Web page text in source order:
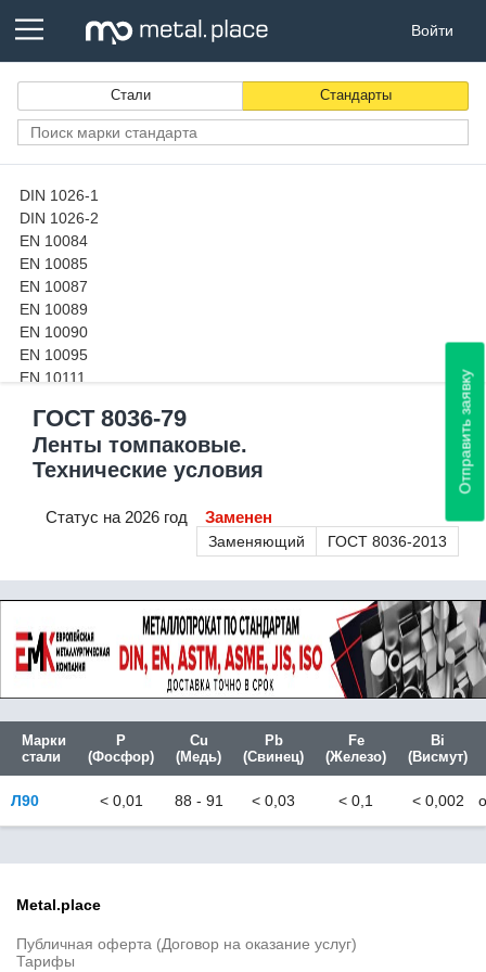
Войти
Стали Стандарты
DIN 1026-1
DIN 1026-2
EN 10084
EN 10085
EN 10087
EN 10089
EN 10090
EN 10095
EN 10111
EN 10130
EN 10139
EN 10151
EN 10207
EN 10267
EN 10268
EN 10269
EN 10271
EN 10272
EN 10273
EN 10312
EN 10338
EN 10346
EN 10016-3
EN 10025-4
EN 10025-6
ГОСТ 8036-79
Ленты томпаковые.
Технические условия
Статус на 2026 год Заменен
Заменяющий ГОСТ 8036-2013
Марки
стали
P
(Фосфор)
Cu
(Медь)
Pb
(Свинец)
Fe
(Железо)
Bi
(Висмут)
Л90 < 0,01 88 - 91 < 0,03 < 0,1 < 0,002
Metal.place
Публичная оферта (Договор на оказание услуг)
Тарифы
Отправить заявку